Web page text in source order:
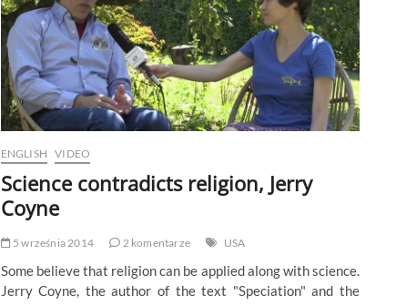
Rapakulina
(eng/pl)
ENGLISH VIDEO
Science contradicts religion, Jerry
Coyne
5 września 2014 2 komentarze USA
Some believe that religion can be applied along with science.
Jerry Coyne, the author of the text "Speciation" and the